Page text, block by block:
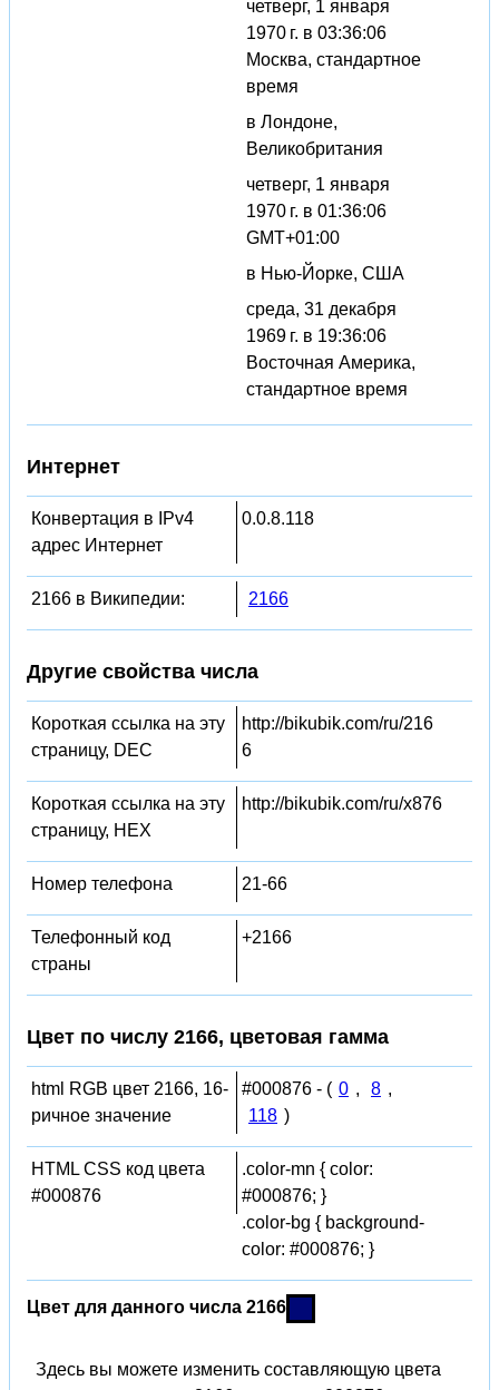
четверг, 1 января
1970 г. в 03:36:06
Москва, стандартное
время
в Лондоне,
Великобритания
четверг, 1 января
1970 г. в 01:36:06
GMT+01:00
в Нью-Йорке, США
среда, 31 декабря
1969 г. в 19:36:06
Восточная Америка,
стандартное время
Интернет
Конвертация в IPv4
адрес Интернет
0.0.8.118
2166 в Википедии: 2166
Другие свойства числа
Короткая ссылка на эту
страницу, DEC
http://bikubik.com/ru/216
6
Короткая ссылка на эту
страницу, HEX
http://bikubik.com/ru/x876
Номер телефона 21-66
Телефонный код
страны
+2166
Цвет по числу 2166, цветовая гамма
html RGB цвет 2166, 16-
ричное значение
#000876 - ( 0 , 8 ,
118 )
HTML CSS код цвета
#000876
.color-mn { color:
#000876; }
.color-bg { background-
color: #000876; }
Цвет для данного числа 2166
Здесь вы можете изменить составляющую цвета